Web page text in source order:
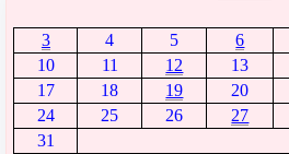
3
4 5 6
10
11 12 13
17
18 19 20
24
25 26 27
31